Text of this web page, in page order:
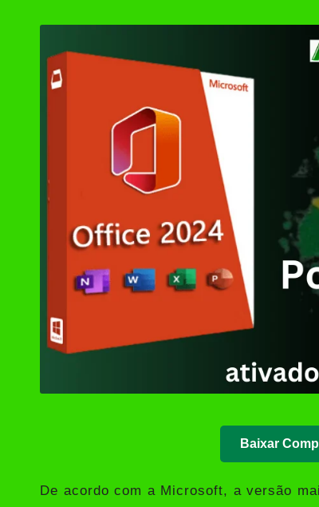
Ashampoo
XD-
Ativador
Baixar
De acordo com a Microsoft, a versão